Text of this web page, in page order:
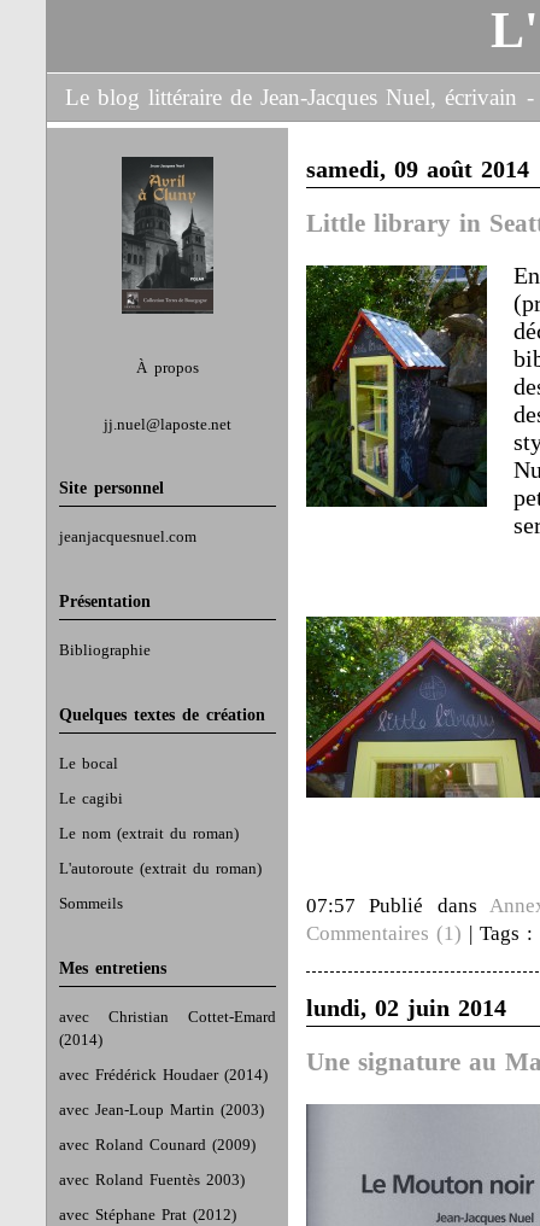
Le blog littéraire de Jean-Jacques Nuel, écrivain
À propos
jj.nuel@laposte.net
Site personnel
jeanjacquesnuel.com
Présentation
Bibliographie
Quelques textes de création
Le bocal
Le cagibi
Le nom (extrait du roman)
L'autoroute (extrait du roman)
Sommeils
Mes entretiens
avec Christian Cottet-Emard
(2014)
avec Frédérick Houdaer (2014)
avec Jean-Loup Martin (2003)
avec Roland Counard (2009)
avec Roland Fuentès 2003)
avec Stéphane Prat (2012)
samedi, 09 août 2014
Little library in
07:57 Publié dans
Commentaires (1) | Tags :
lundi, 02 juin 2014
Une signature au